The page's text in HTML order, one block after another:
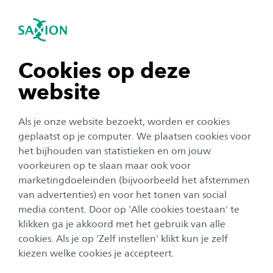
Cookies op deze
website
Als je onze website bezoekt, worden er cookies
geplaatst op je computer. We plaatsen cookies voor
het bijhouden van statistieken en om jouw
voorkeuren op te slaan maar ook voor
marketingdoeleinden (bijvoorbeeld het afstemmen
van advertenties) en voor het tonen van social
media content. Door op 'Alle cookies toestaan' te
klikken ga je akkoord met het gebruik van alle
cookies. Als je op 'Zelf instellen' klikt kun je zelf
kiezen welke cookies je accepteert.
Navigatie openen
tonen
tonen
tonen
tonen
sluiten
Events
Open avond actueel
Alle categorieën
Alle maanden
Open
dag
Datum:
31 oktober 2026
Open dag Deventer: zaterdag 31 oktober
Saxion Deventer, Handelskade 75, Deventer